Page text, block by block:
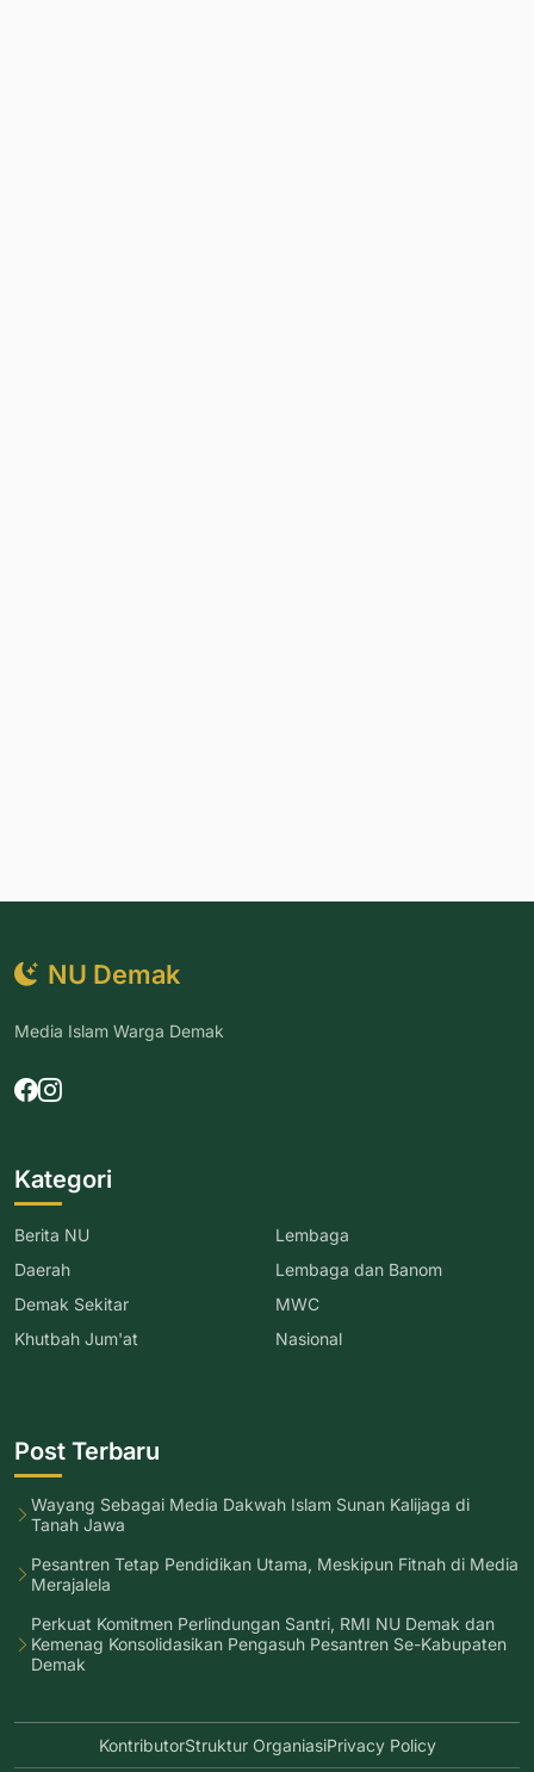
NU Demak
Media Islam Warga Demak
Kategori
Berita NU
Daerah
Demak Sekitar
Khutbah Jum'at
Lembaga
Lembaga dan Banom
MWC
Nasional
Post Terbaru
Wayang Sebagai Media Dakwah Islam Sunan Kalijaga di
Tanah Jawa
Pesantren Tetap Pendidikan Utama, Meskipun Fitnah di Media
Merajalela
Perkuat Komitmen Perlindungan Santri, RMI NU Demak dan
Kemenag Konsolidasikan Pengasuh Pesantren Se-Kabupaten
Demak
KontributorStruktur OrganiasiPrivacy Policy